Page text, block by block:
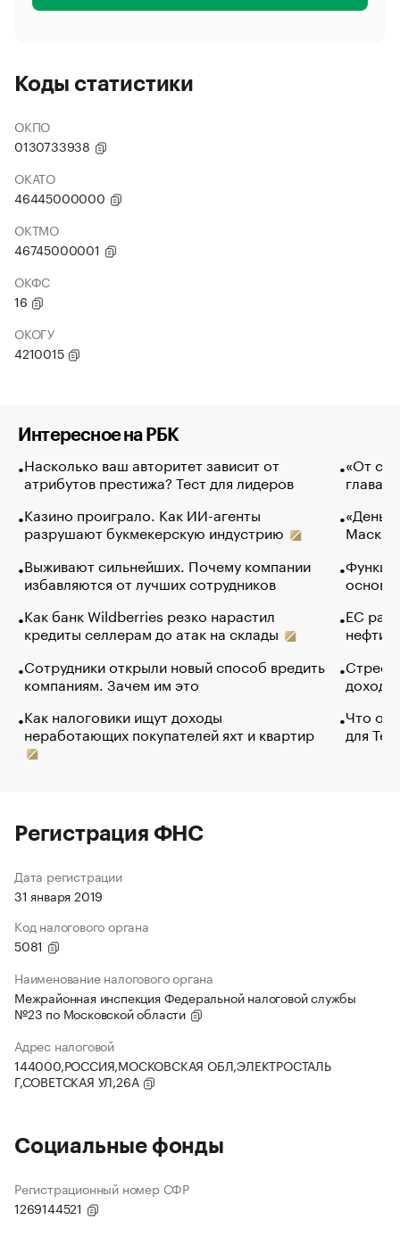
Коды статистики
ОКПО
0130733938
ОКАТО
46445000000
ОКТМО
46745000001
ОКФС
16
ОКОГУ
4210015
Интересное на РБК
Насколько ваш авторитет зависит от
атрибутов престижа? Тест для лидеров
Казино проиграло. Как ИИ-агенты
разрушают букмекерскую индустрию
Выживают сильнейших. Почему компании
избавляются от лучших сотрудников
Как банк Wildberries резко нарастил
кредиты селлерам до атак на склады
Сотрудники открыли новый способ вредить
компаниям. Зачем им это
Как налоговики ищут доходы
неработающих покупателей яхт и квартир
«От
глава
Маск в
основ
ЕС
нефти
Что
для
Регистрация ФНС
Дата регистрации
31 января 2019
Код налогового органа
5081
Наименование налогового органа
Межрайонная инспекция Федеральной налоговой службы
№23 по Московской области
Адрес налоговой
144000,РОССИЯ,МОСКОВСКАЯ ОБЛ,ЭЛЕКТРОСТАЛЬ
Г,СОВЕТСКАЯ УЛ,26А
Социальные фонды
Регистрационный номер СФР
1269144521